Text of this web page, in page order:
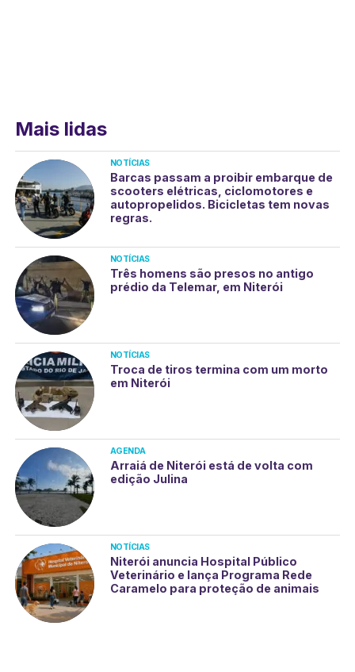
Mais lidas
NOTÍCIAS
Barcas passam a proibir embarque de
scooters elétricas, ciclomotores e
autopropelidos. Bicicletas tem novas
regras.
NOTÍCIAS
Três homens são presos no antigo
prédio da Telemar, em Niterói
NOTÍCIAS
Troca de tiros termina com um morto
em Niterói
AGENDA
Arraiá de Niterói está de volta com
edição Julina
NOTÍCIAS
Niterói anuncia Hospital Público
Veterinário e lança Programa Rede
Caramelo para proteção de animais